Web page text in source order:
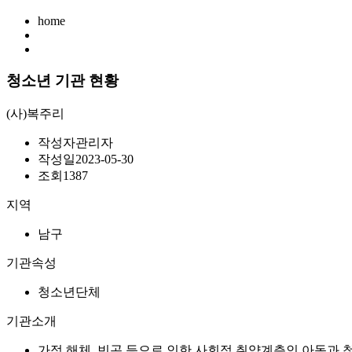
home
청소년 기관 현황
(사)복주리
작성자관리자
작성일2023-05-30
조회 1387
지역
남구
기관속성
청소년단체
기관소개